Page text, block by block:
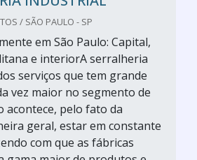
/ SÃO PAULO - SP
em São Paulo: Capital,
e interiorA serralheria
serviços que tem grande
vez maior no segmento de
acontece, pelo fato da
geral, estar em constante
com que as fábricas